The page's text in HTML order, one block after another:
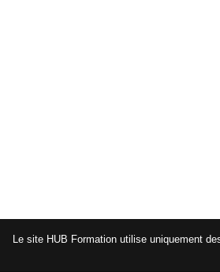
Le site HUB Formation utilise uniquement